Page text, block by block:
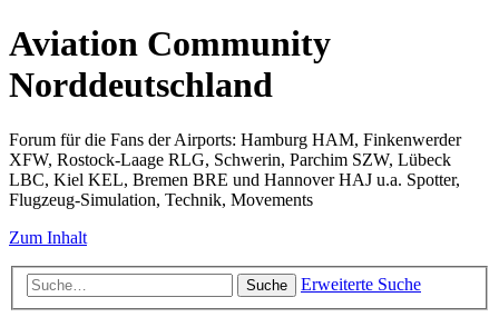
Aviation Community
Norddeutschland
Forum für die Fans der Airports: Hamburg HAM, Finkenwerder
XFW, Rostock-Laage RLG, Schwerin, Parchim SZW, Lübeck
LBC, Kiel KEL, Bremen BRE und Hannover HAJ u.a. Spotter,
Flugzeug-Simulation, Technik, Movements
Zum Inhalt
Suche Erweiterte Suche